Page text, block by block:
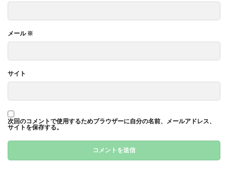
メール※
サイト
次回のコメントで使用するためブラウザーに自分の名前、メールアドレス、
サイトを保存する。